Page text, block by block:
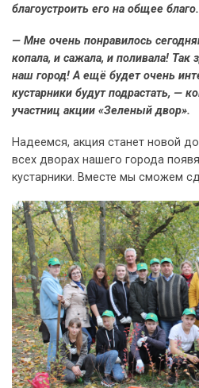
благоустроить его на общее благо.
— Мне очень понравилось
копала, и сажала, и поливала!
наш город! А ещё будет очень
кустарники будут подрастать, —
участниц акции «Зеленый двор».
Надеемся, акция станет новой
всех дворах нашего города
кустарники. Вместе мы сможем